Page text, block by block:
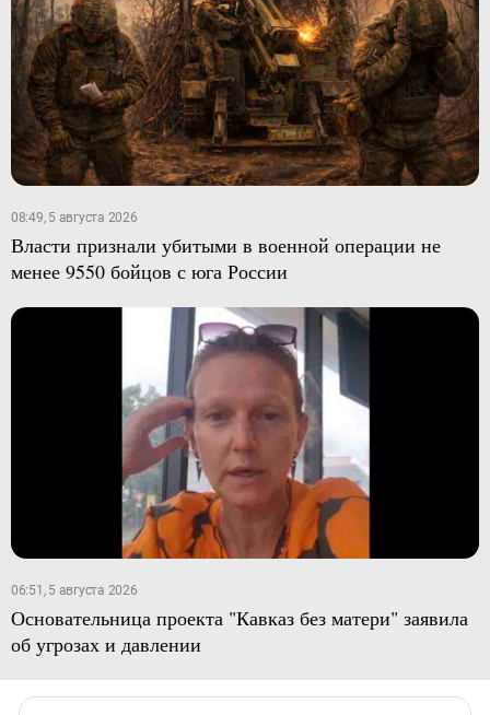
08:49, 5 августа 2026
Власти признали убитыми в военной операции не
менее 9550 бойцов с юга России
06:51, 5 августа 2026
Основательница проекта "Кавказ без матери" заявила
об угрозах и давлении